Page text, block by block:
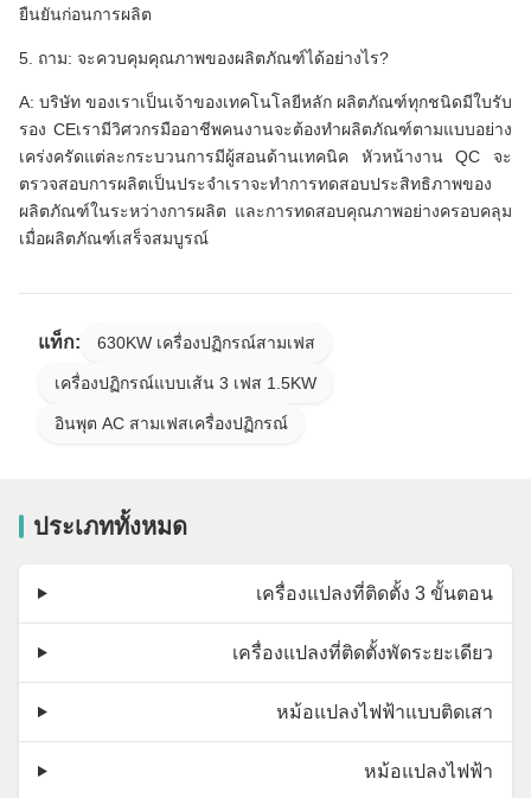
ยืนยันก่อนการผลิต
5. ถาม: จะควบคุมคุณภาพของผลิตภัณฑ์ได้อย่างไร?
A: บริษัท ของเราเป็นเจ้าของเทคโนโลยีหลัก ผลิตภัณฑ์ทุกชนิดมีใบรับ
รอง CEเรามีวิศวกรมืออาชีพคนงานจะต้องทำผลิตภัณฑ์ตามแบบอย่าง
เคร่งครัดแต่ละกระบวนการมีผู้สอนด้านเทคนิค หัวหน้างาน QC จะ
ตรวจสอบการผลิตเป็นประจำเราจะทำการทดสอบประสิทธิภาพของ
ผลิตภัณฑ์ในระหว่างการผลิต และการทดสอบคุณภาพอย่างครอบคลุม
เมื่อผลิตภัณฑ์เสร็จสมบูรณ์
แท็ก: 630KW เครื่องปฏิกรณ์สามเฟส
เครื่องปฏิกรณ์แบบเส้น 3 เฟส 1.5KW
อินพุต AC สามเฟสเครื่องปฏิกรณ์
ประเภททั้งหมด
เครื่องแปลงที่ติดตั้ง 3 ขั้นตอน
เครื่องแปลงที่ติดตั้งพัดระยะเดียว
หม้อแปลงไฟฟ้าแบบติดเสา
หม้อแปลงไฟฟ้า